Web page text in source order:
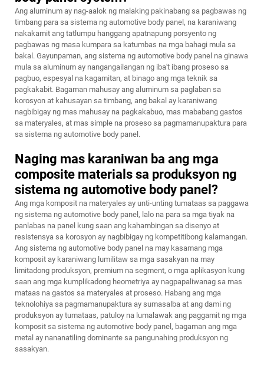
Ang aluminum ay nag-aalok ng malaking pakinabang sa pagbawas ng
timbang para sa sistema ng automotive body panel, na karaniwang
nakakamit ang tatlumpu hanggang apatnapung porsyento ng
pagbawas ng masa kumpara sa katumbas na mga bahagi mula sa
bakal. Gayunpaman, ang sistema ng automotive body panel na ginawa
mula sa aluminum ay nangangailangan ng iba't ibang proseso sa
pagbuo, espesyal na kagamitan, at binago ang mga teknik sa
pagkakabit. Bagaman mahusay ang aluminum sa paglaban sa
korosyon at kahusayan sa timbang, ang bakal ay karaniwang
nagbibigay ng mas mahusay na pagkakabuo, mas mababang gastos
sa materyales, at mas simple na proseso sa pagmamanupaktura para
sa sistema ng automotive body panel.
Naging mas karaniwan ba ang mga
composite materials sa produksyon ng
sistema ng automotive body panel?
Ang mga komposit na materyales ay unti-unting tumataas sa paggawa
ng sistema ng automotive body panel, lalo na para sa mga tiyak na
panlabas na panel kung saan ang kahambingan sa disenyo at
resistensya sa korosyon ay nagbibigay ng kompetitibong kalamangan.
Ang sistema ng automotive body panel na may kasamang mga
komposit ay karaniwang lumilitaw sa mga sasakyan na may
limitadong produksyon, premium na segment, o mga aplikasyon kung
saan ang mga kumplikadong heometriya ay nagpapaliwanag sa mas
mataas na gastos sa materyales at proseso. Habang ang mga
teknolohiya sa pagmamanupaktura ay sumasalba at ang dami ng
produksyon ay tumataas, patuloy na lumalawak ang paggamit ng mga
komposit sa sistema ng automotive body panel, bagaman ang mga
metal ay nananatiling dominante sa pangunahing produksyon ng
sasakyan.